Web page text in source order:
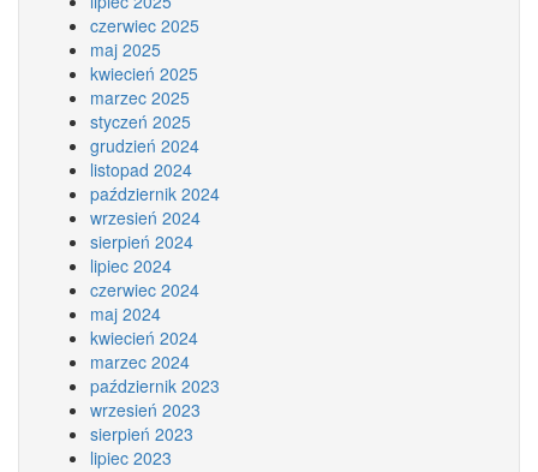
czerwiec 2025
maj 2025
kwiecień 2025
marzec 2025
styczeń 2025
grudzień 2024
listopad 2024
październik 2024
wrzesień 2024
sierpień 2024
lipiec 2024
czerwiec 2024
maj 2024
kwiecień 2024
marzec 2024
październik 2023
wrzesień 2023
sierpień 2023
lipiec 2023